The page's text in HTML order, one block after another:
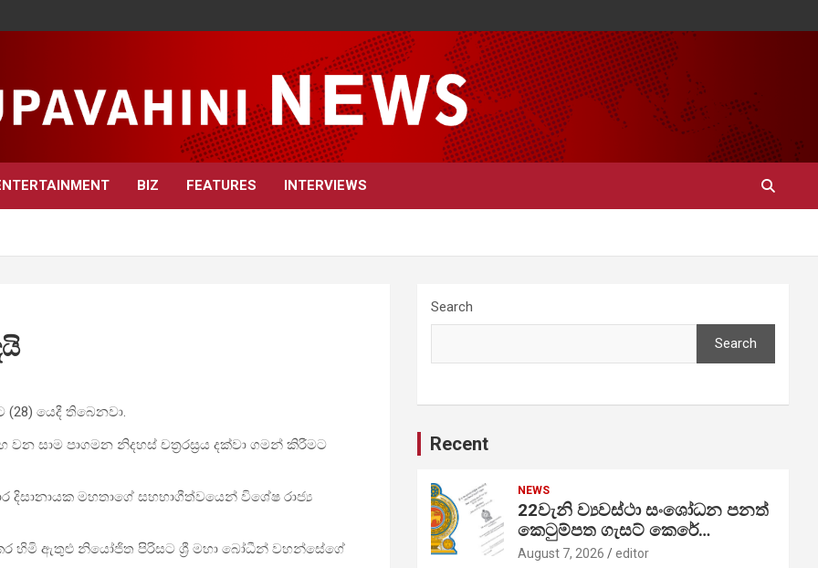
BIZ FEATURES INTERVIEWS
(28) යෙදී තිබෙනවා.
වන සාම පාගමන නිදහස් චත්‍රරස්‍රය දක්වා ගමන් කිරීමට
දිසානායක මහතාගේ සහභාගීත්වයෙන් විශේෂ රාජ්‍ය
හිමි ඇතුළු නියෝ­ජිත පිරි­සට ශ්‍රී මහා බෝධීන් වහ­න්සේගේ
Search
Search
Recent
NEWS
22වැනි ව්‍යවස්ථා සංශෝධන පනත්
කෙටුම්පත ගැසට් කෙරේ…
August 7, 2026 editor